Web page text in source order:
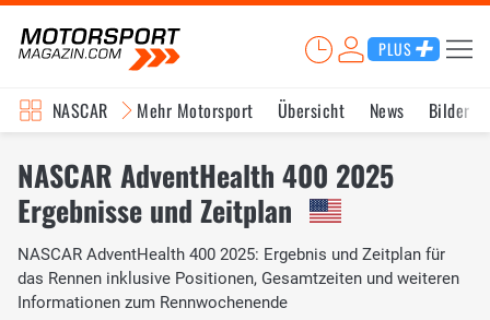
PLUS
NASCAR Mehr Motorsport Übersicht News Bilder
NASCAR AdventHealth 400 2025
Ergebnisse und Zeitplan
NASCAR AdventHealth 400 2025: Ergebnis und Zeitplan für
das Rennen inklusive Positionen, Gesamtzeiten und weiteren
Informationen zum Rennwochenende